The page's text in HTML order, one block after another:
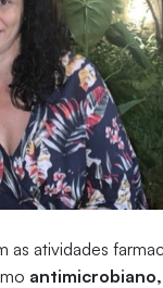
atividades